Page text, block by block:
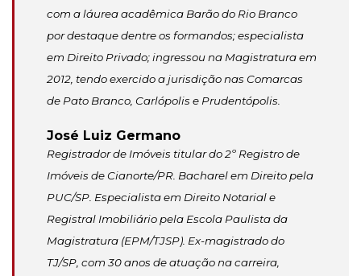
com a láurea acadêmica Barão do Rio Branco
por destaque dentre os formandos; especialista
em Direito Privado; ingressou na Magistratura em
2012, tendo exercido a jurisdição nas Comarcas
de Pato Branco, Carlópolis e Prudentópolis.
José Luiz Germano
Registrador de Imóveis titular do 2º Registro de
Imóveis de Cianorte/PR. Bacharel em Direito pela
PUC/SP. Especialista em Direito Notarial e
Registral Imobiliário pela Escola Paulista da
Magistratura (EPM/TJSP). Ex-magistrado do
TJ/SP, com 30 anos de atuação na carreira,